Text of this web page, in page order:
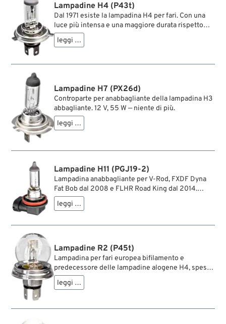
Lampadine H4 (P43t)
Dal 1971 esiste la lampadina H4 per fari. Con una
luce più intensa e una maggiore durata rispetto
alla buona vecchia Osram Bilux, la H4 si è
affermata come lampadina quasi standard per i fari
versione 12 V, oggi esiste anche in versione 6 V.
però ricordarsi del fusibile: 6 V / 60 W significano
una corrente di 10 A sul cavo dell’anabbagliante.
leggi …
Lampadine H7 (PX26d)
Controparte per anabbagliante della lampadina H3
abbagliante. 12 V, 55 W — niente di più.
leggi …
Lampadine H11 (PGJ19-2)
Lampadina anabbagliante per V-Rod, FXDF Dyna
Fat Bob dal 2008 e FLHR Road King dal 2014.
Quella destra ha un anello di tenuta marrone e un
connettore AMP Tyco Junior Power Timer a due
leggi …
Lampadine R2 (P45t)
Lampadina per fari europea bifilamento e
predecessore delle lampadine alogene H4, spesso
commercializzata come lampadina Bi-Lux. Ha una
base da 45 mm che consente l’inserimento in
leggi …